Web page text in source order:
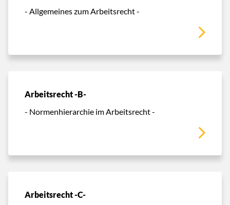
- Allgemeines zum Arbeitsrecht -
Arbeitsrecht -B-
- Normenhierarchie im Arbeitsrecht -
Arbeitsrecht -C-